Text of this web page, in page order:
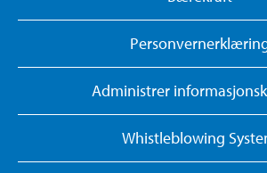
Administrer
Whistleblowing